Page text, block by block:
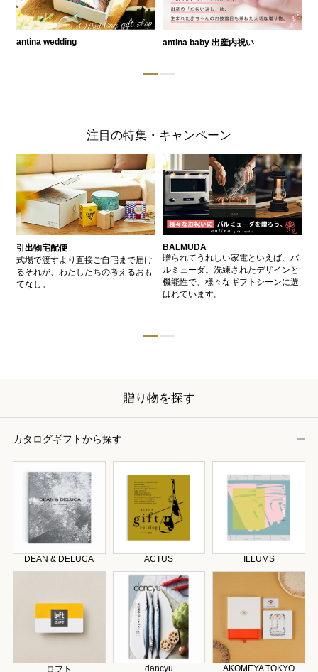
antina wedding antina baby 出産内祝い
注目の特集・キャンペーン
引出物宅配便
式場で渡すより直接ご自宅まで届け
るそれが、わたしたちの考えるおも
てなし。
BALMUDA
贈られてうれしい家電といえば、バ
ルミューダ。洗練されたデザインと
機能性で、様々なギフトシーンに選
ばれています。
贈り物を探す
カタログギフトから探す
DEAN & DELUCA ACTUS ILLUMS
ロフト dancyu AKOMEYA TOKYO